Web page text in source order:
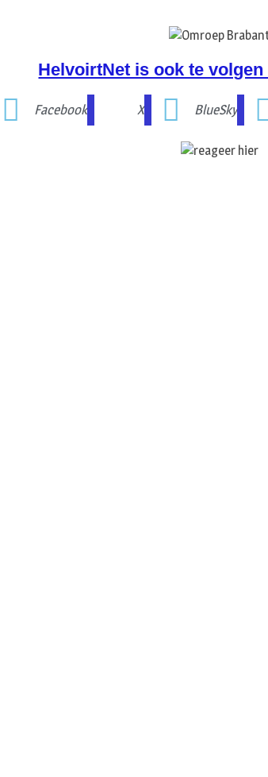
HelvoirtNet is ook te
Facebook X BlueSky